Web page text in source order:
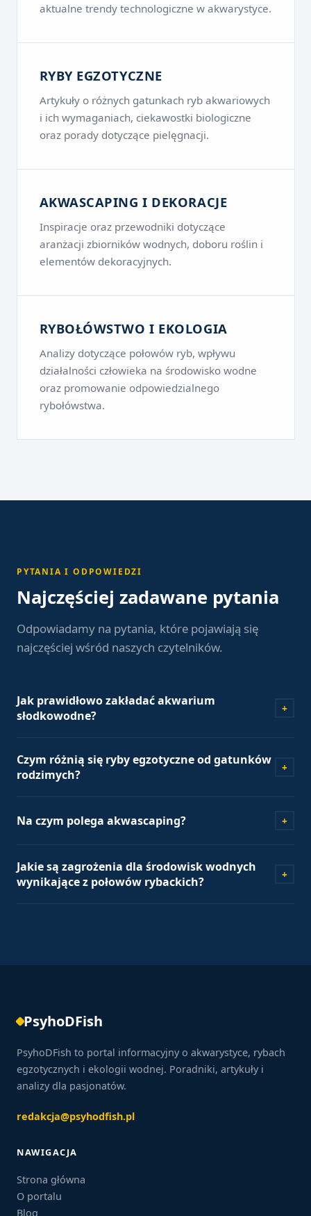
aktualne trendy technologiczne w akwarystyce.
RYBY EGZOTYCZNE
Artykuły o różnych gatunkach ryb akwariowych
i ich wymaganiach, ciekawostki biologiczne
oraz porady dotyczące pielęgnacji.
AKWASCAPING I DEKORACJE
Inspiracje oraz przewodniki dotyczące
aranżacji zbiorników wodnych, doboru roślin i
elementów dekoracyjnych.
RYBOŁÓWSTWO I EKOLOGIA
Analizy dotyczące połowów ryb, wpływu
działalności człowieka na środowisko wodne
oraz promowanie odpowiedzialnego
rybołówstwa.
PYTANIA I ODPOWIEDZI
Najczęściej zadawane pytania
Odpowiadamy na pytania, które pojawiają się
najczęściej wśród naszych czytelników.
Jak prawidłowo zakładać akwarium
słodkowodne?
+
odpowiedniego przygotowania podłoża, wyboru filtra,
grzałki oraz doboru roślin i ryb. Ważne jest również
wpuszczeniem zwierząt.
Czym różnią się ryby egzotyczne od gatunków
rodzimych?
+
mają specyficzne wymagania środowiskowe, często
rodzimych.
Na czym polega akwascaping? +
na tworzeniu harmonijnych kompozycji z roślin, kamieni,
korzeni i innych elementów, z dbałością o estetykę oraz
Jakie są zagrożenia dla środowisk wodnych
wynikające z połowów rybackich?
+
PsyhoDFish
PsyhoDFish to portal informacyjny o akwarystyce, rybach
egzotycznych i ekologii wodnej. Poradniki, artykuły i
analizy dla pasjonatów.
redakcja@psyhodfish.pl
NAWIGACJA
Strona główna
O portalu
Blog